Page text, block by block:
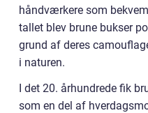
håndværkere som
tallet blev brune bukser
grund af deres
i naturen.
I det 20. århundrede fik
som en del af